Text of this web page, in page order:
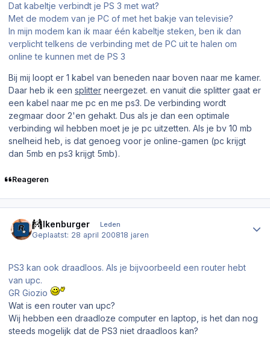
Dat kabeltje verbindt je PS 3 met wat?
Met de modem van je PC of met het bakje van televisie?
In mijn modem kan ik maar één kabeltje steken, ben ik dan
verplicht telkens de verbinding met de PC uit te halen om
online te kunnen met de PS 3
Bij mij loopt er 1 kabel van beneden naar boven naar me kamer.
Daar heb ik een splitter neergezet. en vanuit die splitter gaat er
een kabel naar me pc en me ps3. De verbinding wordt
zegmaar door 2'en gehakt. Dus als je dan een optimale
verbinding wil hebben moet je je pc uitzetten. Als je bv 10 mb
snelheid heb, is dat genoeg voor je online-gamen (pc krijgt
dan 5mb en ps3 krijgt 5mb).
Reageren
Valkenburger Leden
Geplaatst: 28 april 200818 jaren
PS3 kan ook draadloos. Als je bijvoorbeeld een router hebt
van upc.
GR Giozio
Wat is een router van upc?
Wij hebben een draadloze computer en laptop, is het dan nog
steeds mogelijk dat de PS3 niet draadloos kan?